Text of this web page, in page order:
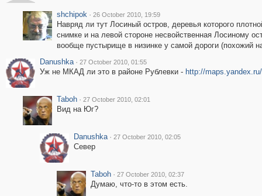
shchipok · 26 October 2010, 19:59
Навряд ли тут Лосиный остров, деревья которого
снимке и на левой стороне несвойственная Лосиному
вообще пустырище в низинке у самой дороги (похожий
Danushka · 27 October 2010, 01:55
Уж не МКАД ли это в районе Рублевки - http://
Taboh · 27 October 2010, 02:01
Вид на Юг?
Danushka · 27 October 2010, 02:05
Север
Taboh · 27 October 2010, 02:37
Думаю, что-то в этом есть.